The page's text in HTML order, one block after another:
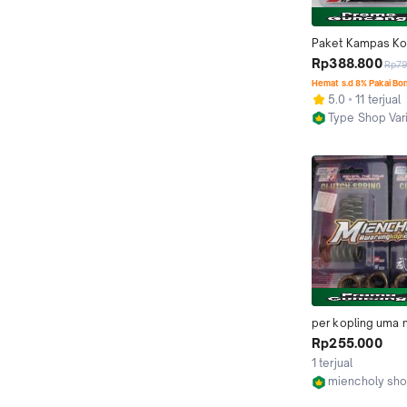
Paket Kampas
Per Kopling TDR
CB150R Old Verza
Rp388.800
Hemat s.d 8% Pakai
5.0
11 terjual
Type Shop
per kopling uma
tiger crf vixion
original uma racing
Rp255.000
1 terjual
miencholy